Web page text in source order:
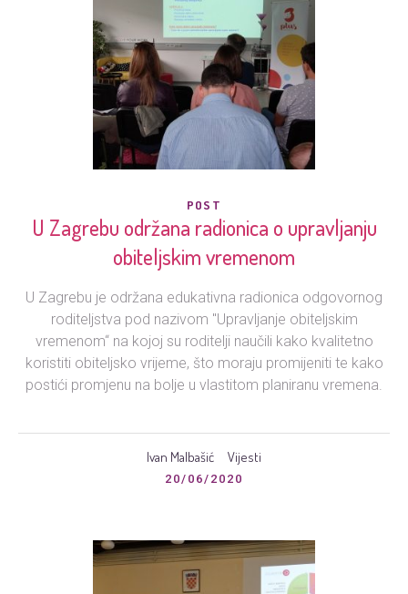
POST
U Zagrebu održana radionica o upravljanju
obiteljskim vremenom
U Zagrebu je održana edukativna radionica odgovornog
roditeljstva pod nazivom "Upravljanje obiteljskim
vremenom“ na kojoj su roditelji naučili kako kvalitetno
koristiti obiteljsko vrijeme, što moraju promijeniti te kako
postići promjenu na bolje u vlastitom planiranu vremena.
Ivan Malbašić Vijesti
20/06/2020